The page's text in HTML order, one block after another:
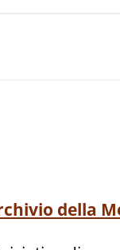
della